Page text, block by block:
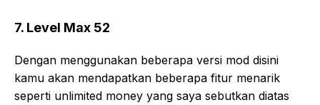
7. Level Max 52
Dengan menggunakan beberapa versi mod disini
kamu akan mendapatkan beberapa fitur menarik
seperti unlimited money yang saya sebutkan diatas